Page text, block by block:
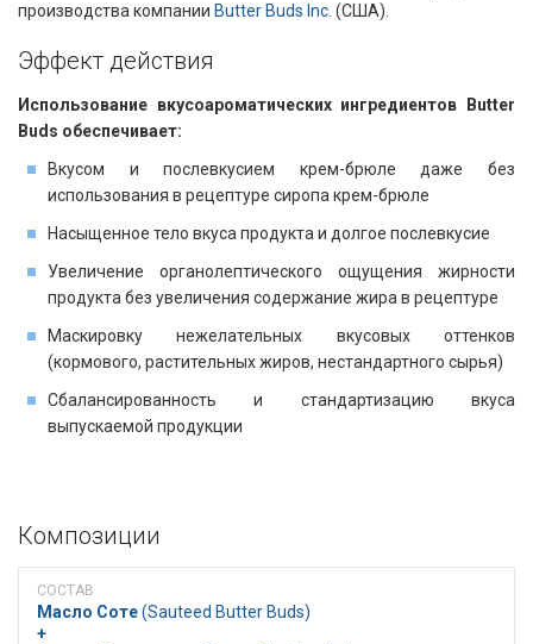
производства компании Butter Buds Inc. (США).
Эффект действия​​
Использование вкусоароматических ингредиентов Butter
Buds обеспечивает:
Вкусом и послевкусием крем-брюле даже без
использования в рецептуре сиропа крем-брюле
Насыщенное тело вкуса продукта и долгое послевкусие
Увеличение органолептического ощущения жирности
продукта без увеличения содержание жира в рецептуре
Маскировку нежелательных вкусовых оттенков
(кормового, растительных жиров, нестандартного сырья)
Сбалансированность и стандартизацию вкуса
выпускаемой продукции
Композиции
Масло Соте​​ (Sauteed Butter Buds)
+